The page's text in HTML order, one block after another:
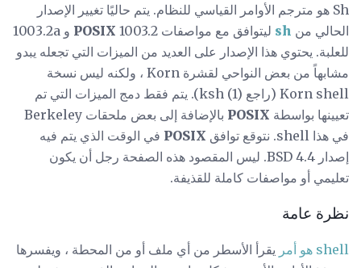
Sh هو مترجم الأوامر القياسي للنظام. يتم حاليًا تغيير الإصدار
الحالي من sh ليتوافق مع مواصفات POSIX
1003.2 و 1003.2a
للعلبة. يحتوي هذا الإصدار على العديد من الميزات التي تجعله يبدو
مشابهاً من بعض النواحي لقشرة Korn ، ولكنه ليس نسخة
Korn shell (راجع ksh (1)). يتم فقط دمج الميزات التي تم
تعيينها بواسطة POSIX
بالإضافة إلى بعض ملحقات Berkeley
في هذا shell. نتوقع توافق
POSIX في الوقت الذي يتم فيه
إصدار 4.4 BSD. ليس المقصود هذه الصفحة رجل أن يكون
تعليمي أو مواصفات كاملة للقذيفة.
نظرة عامة
shell هو أمر
يقرأ الأسطر من أي ملف أو من المحطة ، ويفسرها